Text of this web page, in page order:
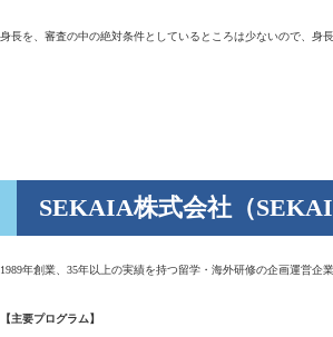
身長を、審査の中の絶対条件としているところは少ないので、身
SEKAIA株式会社（
1989年創業、35年以上の実績を持つ留学・海外研修の企画運営企
【主要プログラム】